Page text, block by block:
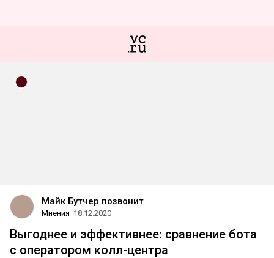
Майк Бутчер позвонит
Мнения 18.12.2020
Выгоднее и эффективнее: сравнение бота
с оператором колл-центра